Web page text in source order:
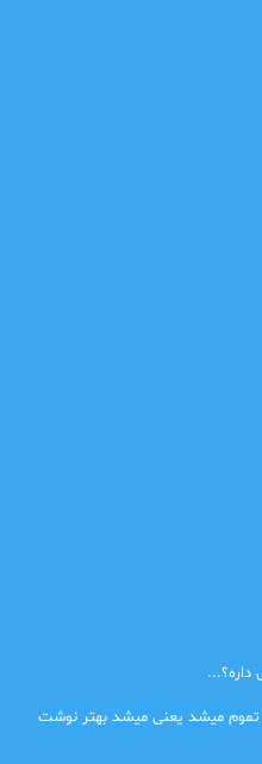
میشد یعنی میشد بهتر نوشت